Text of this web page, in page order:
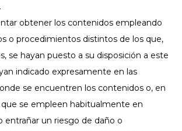
obtener los contenidos empleando
o procedimientos distintos de los que,
se hayan puesto a su disposición a este
indicado expresamente en las
se encuentren los contenidos o, en
que se empleen habitualmente en
entrañar un riesgo de daño o